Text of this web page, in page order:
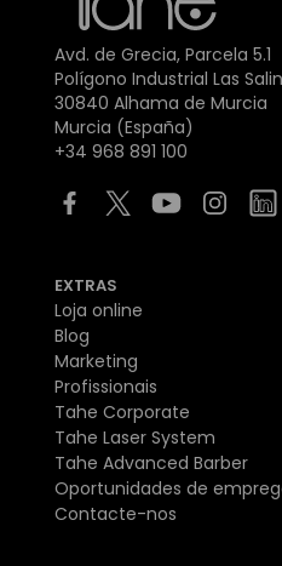
Avd. de Grecia, Parcela 5.1
Polígono Industrial Las
30840 Alhama de Murcia
Murcia (España)
+34 968 891 100
EXTRAS
Loja online
Blog
Marketing
Profissionais
Tahe Corporate
Tahe Laser System
Tahe Advanced Barber
Oportunidades de
Contacte-nos